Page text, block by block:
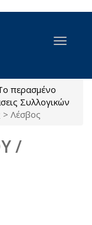
Toggle
περασμένο
Συλλογικών
> Λέσβος
/